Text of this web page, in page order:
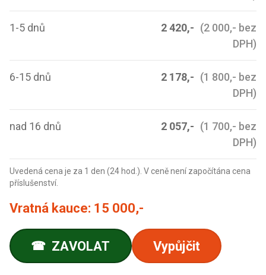
1-5 dnů 2 420,- (2 000,- bez
DPH)
6-15 dnů 2 178,- (1 800,- bez
DPH)
nad 16 dnů 2 057,- (1 700,- bez
DPH)
Uvedená cena je za 1 den (24 hod.). V ceně není započítána cena
příslušenství.
Vratná kauce: 15 000,-
☎ ZAVOLAT Vypůjčit